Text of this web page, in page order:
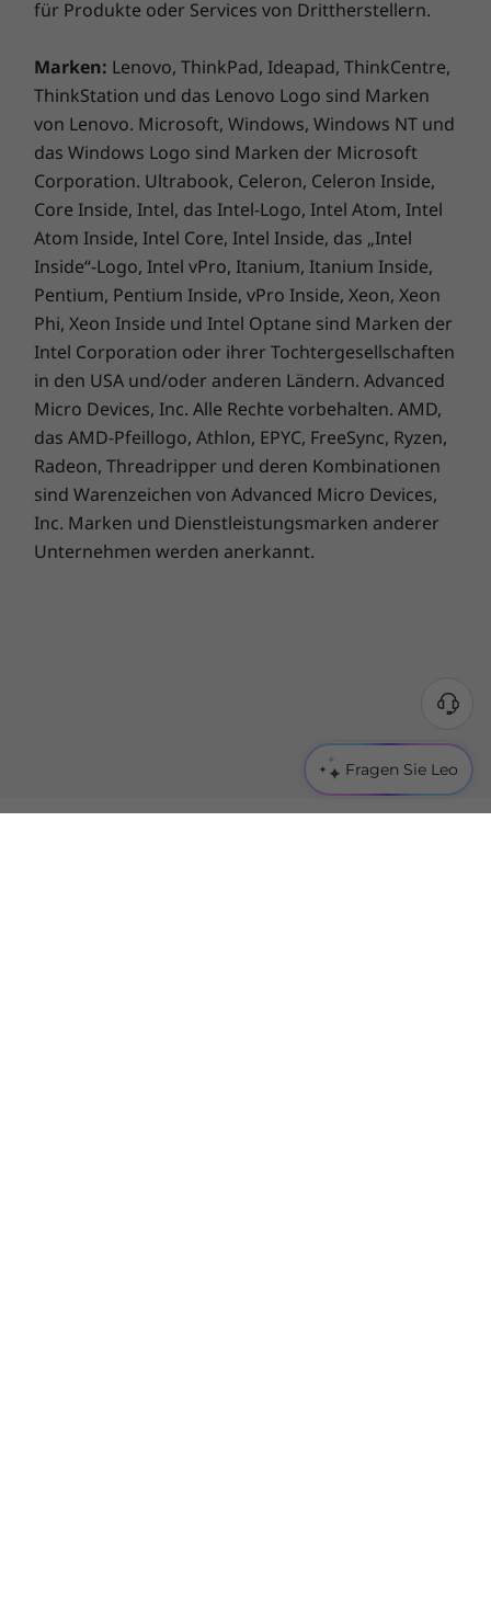
Fragen Sie Leo
für Produkte oder Services von Drittherstellern.
Marken: Lenovo, ThinkPad, Ideapad, ThinkCentre,
ThinkStation und das Lenovo Logo sind Marken
von Lenovo. Microsoft, Windows, Windows NT und
das Windows Logo sind Marken der Microsoft
Corporation. Ultrabook, Celeron, Celeron Inside,
Core Inside, Intel, das Intel-Logo, Intel Atom, Intel
Atom Inside, Intel Core, Intel Inside, das „Intel
Inside“-Logo, Intel vPro, Itanium, Itanium Inside,
Pentium, Pentium Inside, vPro Inside, Xeon, Xeon
Phi, Xeon Inside und Intel Optane sind Marken der
Intel Corporation oder ihrer Tochtergesellschaften
in den USA und/oder anderen Ländern. Advanced
Micro Devices, Inc. Alle Rechte vorbehalten. AMD,
das AMD-Pfeillogo, Athlon, EPYC, FreeSync, Ryzen,
Radeon, Threadripper und deren Kombinationen
sind Warenzeichen von Advanced Micro Devices,
Inc. Marken und Dienstleistungsmarken anderer
Unternehmen werden anerkannt.